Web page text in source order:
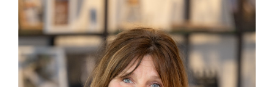
0345-623678